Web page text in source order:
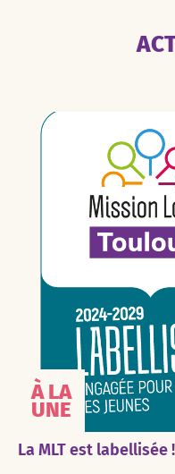
À LA
UNE
La MLT est labellisée !